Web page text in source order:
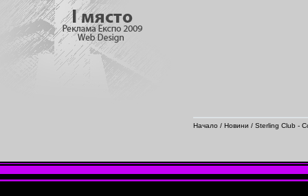
Начало / Новини / Sterling Club -